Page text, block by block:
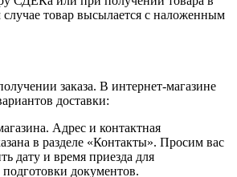
товар высылается с наложенным
заказа. В интернет-магазине
доставки:
Адрес и контактная
в разделе «Контакты». Просим вас
дату и время приезда для
документов.